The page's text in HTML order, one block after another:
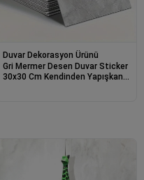
Duvar Dekorasyon Ürünü
Gri Mermer Desen Duvar Sticker
30x30 Cm Kendinden Yapışkanlı